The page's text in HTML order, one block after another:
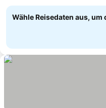
Wähle Reisedaten aus, um